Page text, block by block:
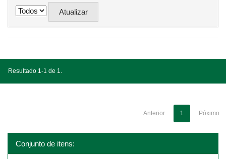
Resultado 1-1 de 1.
Anterior 1 Póximo
Conjunto de itens: